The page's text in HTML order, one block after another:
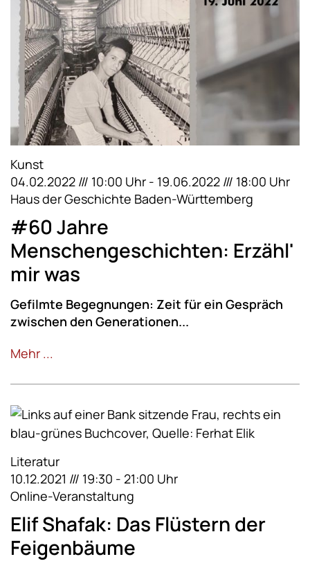
Kunst
04.02.2022 /// 10:00 Uhr - 19.06.2022 /// 18:00 Uhr
Haus der Geschichte Baden-Württemberg
#60 Jahre
Menschengeschichten: Erzähl'
mir was
Gefilmte Begegnungen: Zeit für ein Gespräch
zwischen den Generationen...
Mehr ...
Literatur
10.12.2021 /// 19:30 - 21:00 Uhr
Online-Veranstaltung
Elif Shafak: Das Flüstern der
Feigenbäume